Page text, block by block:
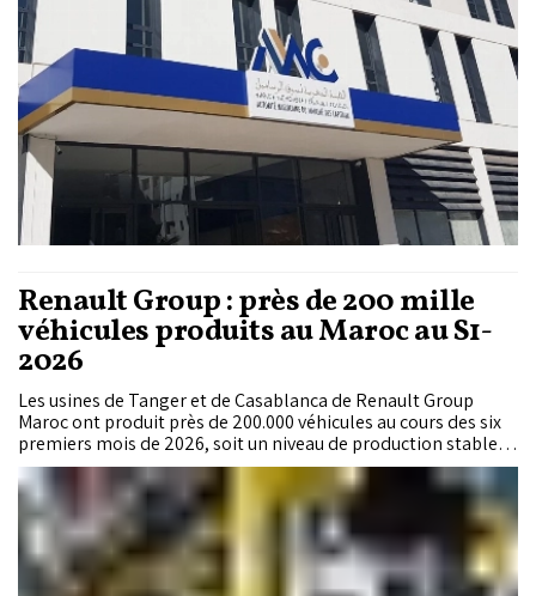
Renault Group : près de 200 mille
véhicules produits au Maroc au S1-
2026
Les usines de Tanger et de Casablanca de Renault Group
Maroc ont produit près de 200.000 véhicules au cours des six
premiers mois de 2026, soit un niveau de production stable
par rapport à la même période un an auparavant (+0,1%).